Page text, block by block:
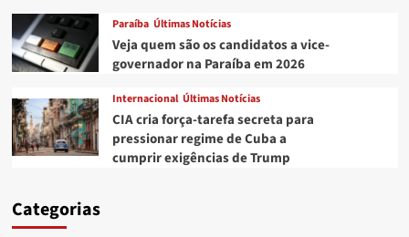
Paraíba Últimas Notícias
Veja quem são os candidatos a vice-
governador na Paraíba em 2026
Internacional Últimas Notícias
CIA cria força-tarefa secreta para
pressionar regime de Cuba a
cumprir exigências de Trump
Categorias